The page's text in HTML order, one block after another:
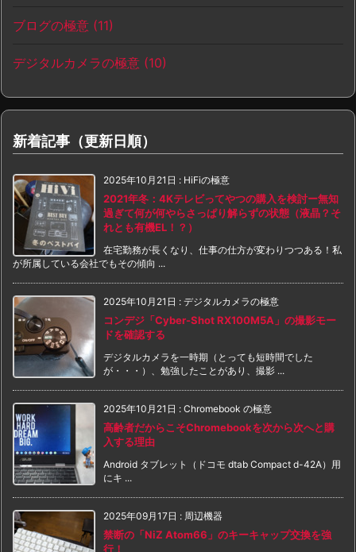
ブログの極意 (11)
デジタルカメラの極意 (10)
新着記事（更新日順）
2025年10月21日 : HiFiの極意
2021年冬：4Kテレビってやつの購入を検討ー無知
過ぎて何が何やらさっぱり解らずの状態（液晶？そ
れとも有機EL！？）
在宅勤務が長くなり、仕事の仕方が変わりつつある！私
が所属している会社でもその傾向 ...
2025年10月21日 : デジタルカメラの極意
コンデジ「Cyber-Shot RX100M5A」の撮影モー
ドを確認する
デジタルカメラを一時期（とっても短時間でした
が・・・）、勉強したことがあり、撮影 ...
2025年10月21日 : Chromebook の極意
高齢者だからこそChromebookを次から次へと購
入する理由
Android タブレット（ドコモ dtab Compact d-42A）用
にキ ...
2025年09月17日 : 周辺機器
禁断の「NiZ Atom66」のキーキャップ交換を強
行！